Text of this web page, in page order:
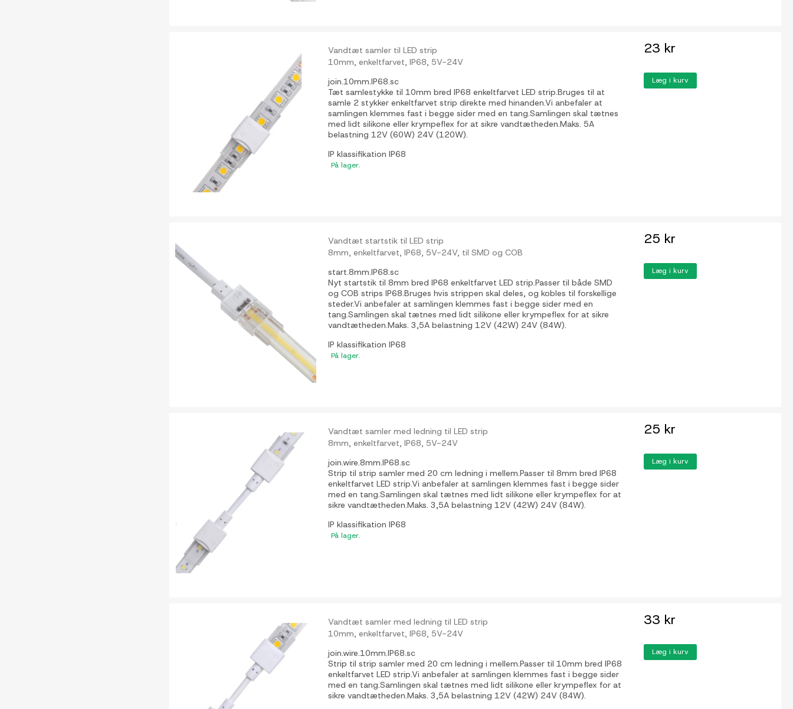
Vandtæt samler til LED strip
10mm, enkeltfarvet, IP68, 5V-24V
join.10mm.IP68.sc
Tæt samlestykke til 10mm bred IP68 enkeltfarvet LED strip.Bruges til at
samle 2 stykker enkeltfarvet strip direkte med hinanden.Vi anbefaler at
samlingen klemmes fast i begge sider med en tang.Samlingen skal tætnes
med lidt silikone eller krympeflex for at sikre vandtætheden.Maks. 5A
belastning 12V (60W) 24V (120W).
IP klassifikationIP68
På lager.
23 kr
Læg i kurv
Vandtæt startstik til LED strip
8mm, enkeltfarvet, IP68, 5V-24V, til SMD og COB
start.8mm.IP68.sc
Nyt startstik til 8mm bred IP68 enkeltfarvet LED strip.Passer til både SMD
og COB strips IP68.Bruges hvis strippen skal deles, og kobles til forskellige
steder.Vi anbefaler at samlingen klemmes fast i begge sider med en
tang.Samlingen skal tætnes med lidt silikone eller krympeflex for at sikre
vandtætheden.Maks. 3,5A belastning 12V (42W) 24V (84W).
IP klassifikationIP68
På lager.
25 kr
Læg i kurv
Vandtæt samler med ledning til LED strip
8mm, enkeltfarvet, IP68, 5V-24V
join.wire.8mm.IP68.sc
Strip til strip samler med 20 cm ledning i mellem.Passer til 8mm bred IP68
enkeltfarvet LED strip.Vi anbefaler at samlingen klemmes fast i begge sider
med en tang.Samlingen skal tætnes med lidt silikone eller krympeflex for at
sikre vandtætheden.Maks. 3,5A belastning 12V (42W) 24V (84W).
IP klassifikationIP68
På lager.
25 kr
Læg i kurv
Vandtæt samler med ledning til LED strip
10mm, enkeltfarvet, IP68, 5V-24V
join.wire.10mm.IP68.sc
Strip til strip samler med 20 cm ledning i mellem.Passer til 10mm bred IP68
enkeltfarvet LED strip.Vi anbefaler at samlingen klemmes fast i begge sider
med en tang.Samlingen skal tætnes med lidt silikone eller krympeflex for at
sikre vandtætheden.Maks. 3,5A belastning 12V (42W) 24V (84W).
33 kr
Læg i kurv